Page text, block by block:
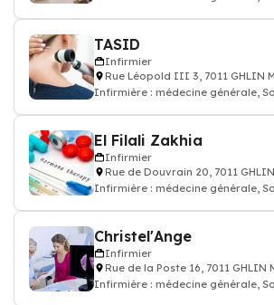
TASID
Infirmier
Rue Léopold III 3, 7011 GHLIN
Infirmière : médecine générale,
El Filali Zakhia
Infirmier
Rue de Douvrain 20, 7011
Infirmière : médecine générale,
Christel'Ange
Infirmier
Rue de la Poste 16, 7011 GHLIN
Infirmière : médecine générale,